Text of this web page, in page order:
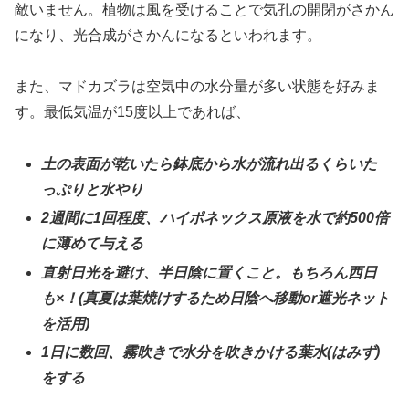
敵いません。植物は風を受けることで気孔の開閉がさかん
になり、光合成がさかんになるといわれます。
また、マドカズラは空気中の水分量が多い状態を好みま
す。最低気温が15度以上であれば、
土の表面が乾いたら鉢底から水が流れ出るくらいた
っぷりと水やり
2週間に1回程度、ハイポネックス原液を水で約500倍
に薄めて与える
直射日光を避け、半日陰に置くこと。もちろん西日
も×！(真夏は葉焼けするため日陰へ移動or遮光ネット
を活用)
1日に数回、霧吹きで水分を吹きかける葉水(はみず)
をする